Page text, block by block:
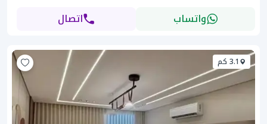
واتساب اتصال
3.1 كم